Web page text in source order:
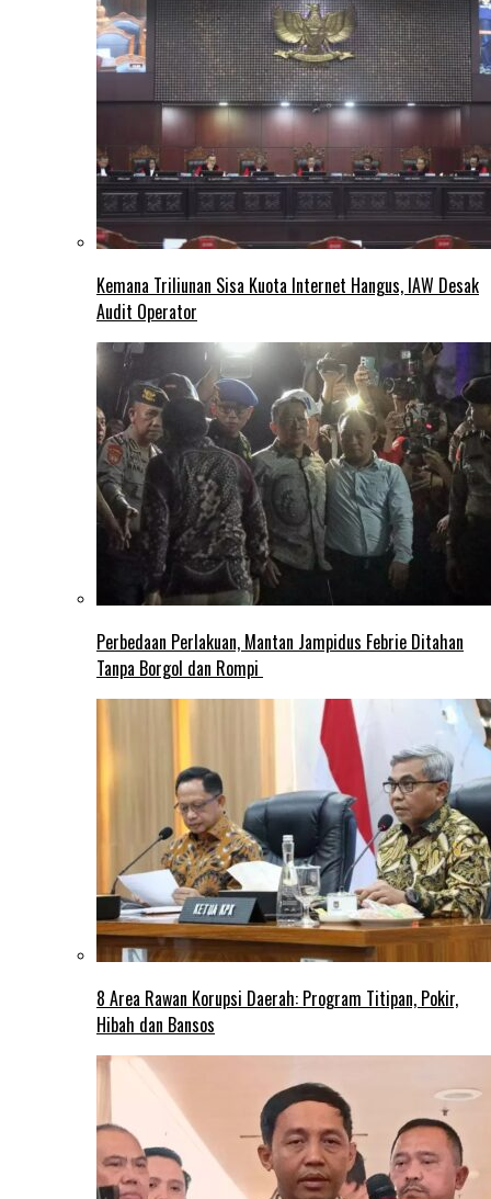
Kemana Triliunan Sisa Kuota Internet Hangus, IAW Desak
Audit Operator
Perbedaan Perlakuan, Mantan Jampidus Febrie Ditahan
Tanpa Borgol dan Rompi
8 Area Rawan Korupsi Daerah: Program Titipan, Pokir,
Hibah dan Bansos